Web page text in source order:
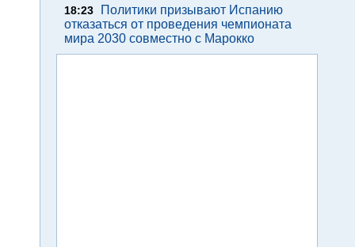
18:23
Политики призывают Испанию
отказаться от проведения чемпионата
мира 2030 совместно с Марокко